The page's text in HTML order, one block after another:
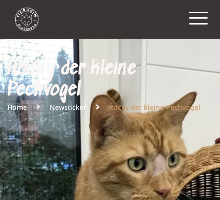
Rocky der kleine
Pechvogel
Home Newsticker Rocky der kleine Pechvogel